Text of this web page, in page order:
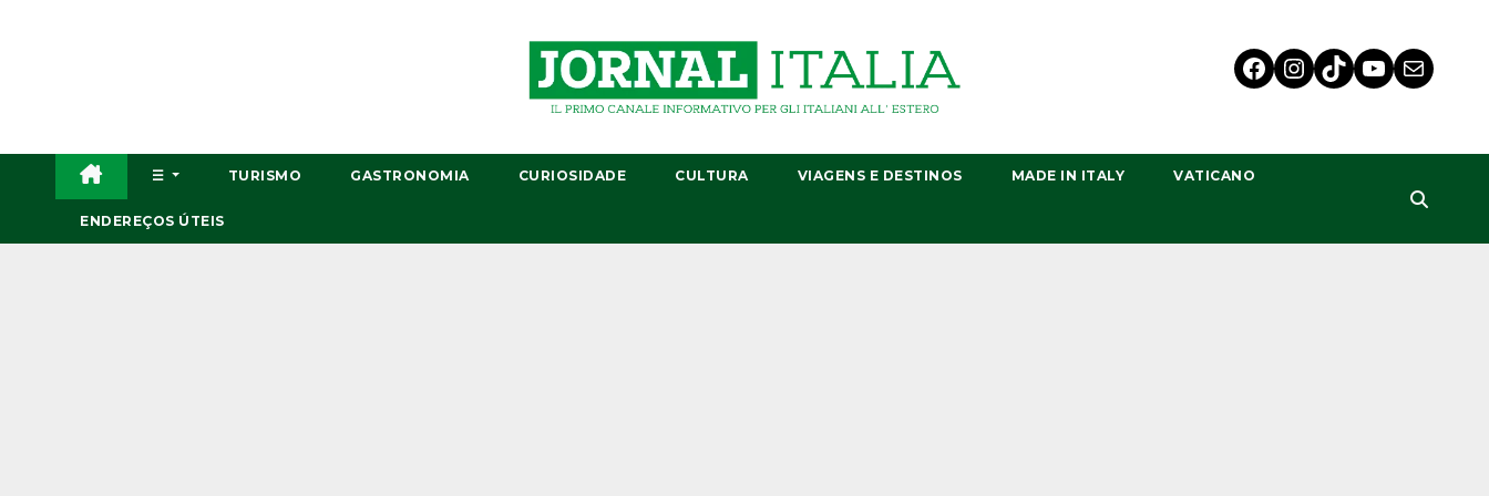
☰ TURISMO GASTRONOMIA CURIOSIDADE CULTURA VIAGENS E DESTINOS MADE IN ITALY VATICANO
ENDEREÇOS ÚTEIS